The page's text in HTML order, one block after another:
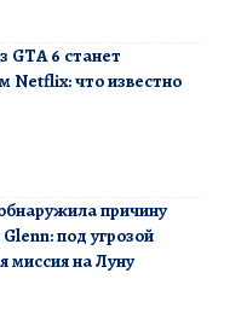
GTA 6 станет
Netflix: что известно
причину
под угрозой
миссия на Луну